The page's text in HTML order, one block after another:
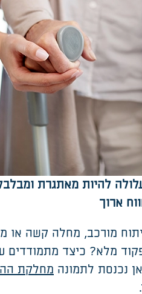
להיות מאתגרת
ארוך
מורכב, מחלה קשה
מלא? כיצד מתמודדים
נכנסת לתמונה מחלקת
.